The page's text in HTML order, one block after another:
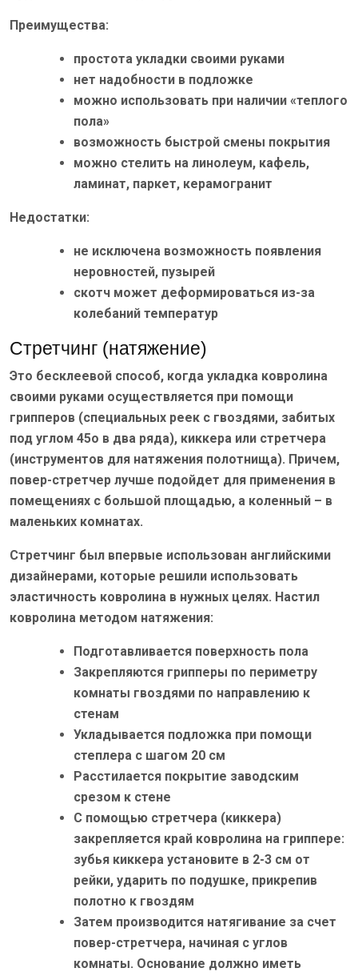
Преимущества:
простота укладки своими руками
нет надобности в подложке
можно использовать при наличии «теплого
пола»
возможность быстрой смены покрытия
можно стелить на линолеум, кафель,
ламинат, паркет, керамогранит
Недостатки:
не исключена возможность появления
неровностей, пузырей
скотч может деформироваться из-за
колебаний температур
Стретчинг (натяжение)
Это бесклеевой способ, когда укладка ковролина
своими руками осуществляется при помощи
грипперов (специальных реек с гвоздями, забитых
под углом 45о в два ряда), киккера или стретчера
(инструментов для натяжения полотнища). Причем,
повер-стретчер лучше подойдет для применения в
помещениях с большой площадью, а коленный – в
маленьких комнатах.
Стретчинг был впервые использован английскими
дизайнерами, которые решили использовать
эластичность ковролина в нужных целях. Настил
ковролина методом натяжения:
Подготавливается поверхность пола
Закрепляются грипперы по периметру
комнаты гвоздями по направлению к
стенам
Укладывается подложка при помощи
степлера с шагом 20 см
Расстилается покрытие заводским
срезом к стене
С помощью стретчера (киккера)
закрепляется край ковролина на гриппере:
зубья киккера установите в 2-3 см от
рейки, ударить по подушке, прикрепив
полотно к гвоздям
Затем производится натягивание за счет
повер-стретчера, начиная с углов
комнаты. Основание должно иметь